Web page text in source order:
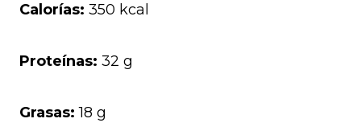
Calorías: 350 kcal
Proteínas: 32 g
Grasas: 18 g